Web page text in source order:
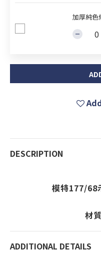
加厚純色
DESCRIPTION
模特177/68
材
ADDITIONAL DETAILS